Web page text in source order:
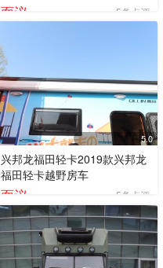
面议 5条点评
5.0
兴邦龙福田轻卡2019款兴邦龙
福田轻卡越野房车
面议 5条点评